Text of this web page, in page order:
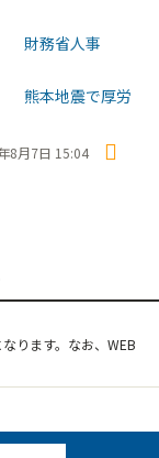
財務省人事
熊本地震で厚労
8月7日 15:04
ります。なお、WEB